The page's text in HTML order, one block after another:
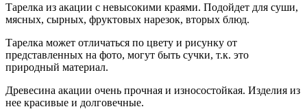
Тарелка из акации с невысокими краями. Подойдет для суши,
мясных, сырных, фруктовых нарезок, вторых блюд.
Тарелка может отличаться по цвету и рисунку от
представленных на фото, могут быть сучки, т.к. это
природный материал.
Древесина акации очень прочная и износостойкая. Изделия из
нее красивые и долговечные.